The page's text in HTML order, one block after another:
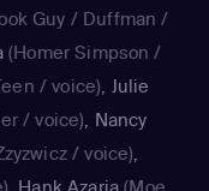
Guy / Duffman /
(Homer Simpson /
/ voice)
Julie
/ voice) Nancy
/ voice)
Hank Azaria (Moe